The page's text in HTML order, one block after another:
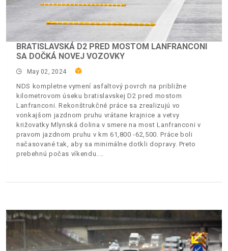
BRATISLAVSKÁ D2 PRED MOSTOM LANFRANCONI
SA DOČKÁ NOVEJ VOZOVKY
May 02, 2024
NDS kompletne vymení asfaltový povrch na približne
kilometrovom úseku bratislavskej D2 pred mostom
Lanfranconi. Rekonštrukčné práce sa zrealizujú vo
vonkajšom jazdnom pruhu vrátane krajnice a vetvy
križovatky Mlynská dolina v smere na most Lanfranconi v
pravom jazdnom pruhu v km 61,800 -62,500. Práce boli
načasované tak, aby sa minimálne dotkli dopravy. Preto
prebehnú počas víkendu.